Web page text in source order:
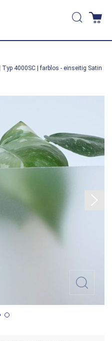
Inhalt
Suche
Typ 4000SC | farblos - einseitig Satin